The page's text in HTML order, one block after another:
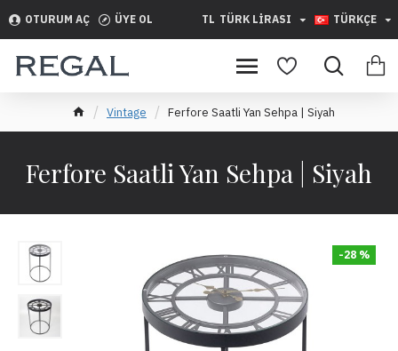
OTURUM AÇ ÜYE OL TL TÜRK LIRASI TÜRKÇE
Vintage Ferfore Saatli Yan Sehpa | Siyah
Ferfore Saatli Yan Sehpa | Siyah
-28 %